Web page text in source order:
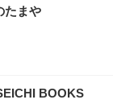
たまや
BOOKS